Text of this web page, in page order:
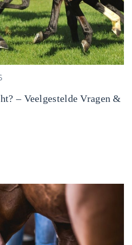
– Veelgestelde Vragen &